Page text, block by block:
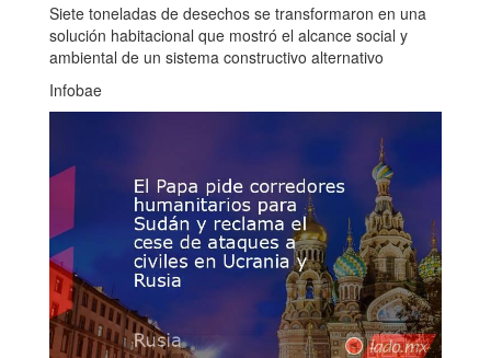
Siete toneladas de desechos se transformaron en una
solución habitacional que mostró el alcance social y
ambiental de un sistema constructivo alternativo
Infobae